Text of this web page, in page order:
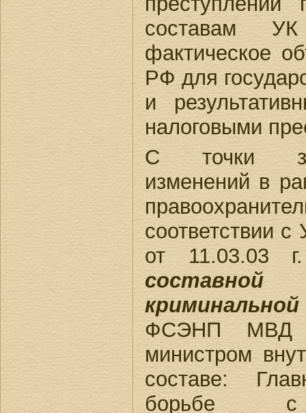
составам
фактическое
РФ для
и
налоговыми
С точки
изменений в
соответствии
от 11.03.03
ФСЭНП МВД
министром
составе:
борьбе с